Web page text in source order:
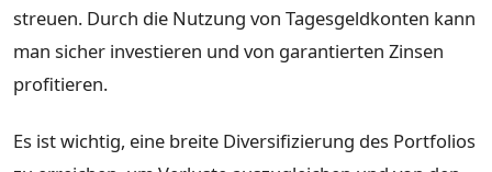
streuen. Durch die Nutzung von Tagesgeldkonten kann
man sicher investieren und von garantierten Zinsen
profitieren.
Es ist wichtig, eine breite Diversifizierung des Portfolios